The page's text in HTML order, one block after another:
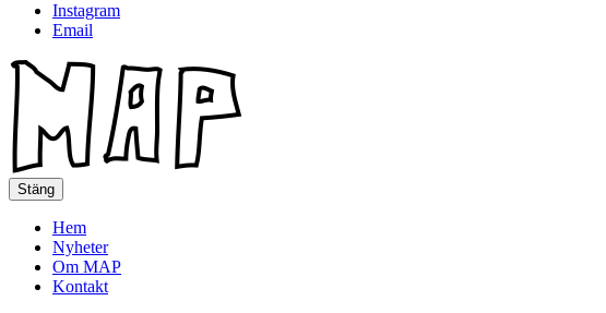
Instagram
Email
Stäng
Hem
Nyheter
Om MAP
Kontakt